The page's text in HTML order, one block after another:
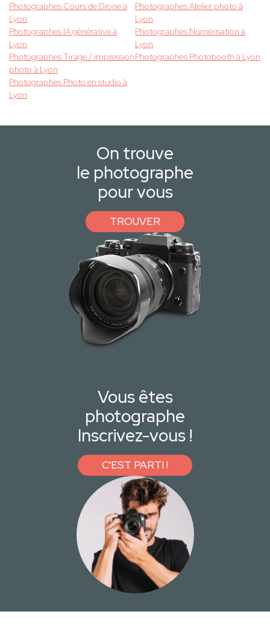
Photographes Cours de Drone à
Lyon
Photographes Atelier photo à
Lyon
Photographes IA générative à
Lyon
Photographes Numérisation à
Lyon
Photographes Tirage / impression
photo à Lyon
Photographes Photobooth à Lyon
Photographes Photo en studio à
Lyon
On trouve
le photographe
pour vous
TROUVER
Vous êtes
photographe
Inscrivez-vous !
C'EST PARTI !